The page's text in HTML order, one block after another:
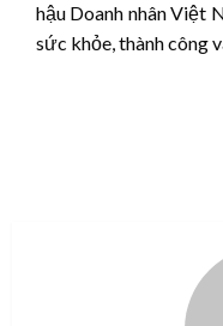
hậu Doanh nhân Việt
sức khỏe, thành công